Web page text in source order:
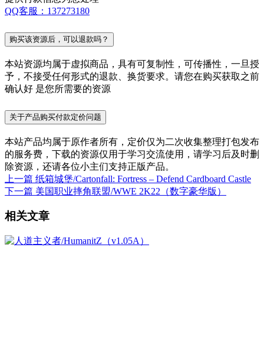
QQ客服：137273180
购买该资源后，可以退款吗？
本站资源均属于虚拟商品，具有可复制性，可传播性，一旦授
予，不接受任何形式的退款、换货要求。请您在购买获取之前
确认好 是您所需要的资源
关于产品购买付款定价问题
本站产品均属于原作者所有，定价仅为二次收集整理打包发布
的服务费，下载的资源仅用于学习交流使用，请学习后及时删
除资源，还请各位小主们支持正版产品。
上一篇 纸箱城堡/Cartonfall: Fortress – Defend Cardboard Castle
下一篇 美国职业摔角联盟/WWE 2K22（数字豪华版）
相关文章